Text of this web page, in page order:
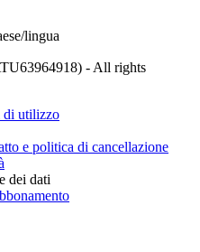
lingua
- All rights
di utilizzo
e politica di cancellazione
dei dati